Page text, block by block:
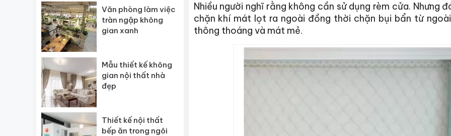
Nhiều người nghĩ rằng không cần sử dụng rèm cửa. Nhưng
chặn khí mát lọt ra ngoài đồng thời chặn bụi bẩn từ
thông thoáng và mát mẻ.
Văn phòng làm việc
tràn ngập không
gian xanh
Mẫu thiết kế không
gian nội thất nhà
đẹp
Thiết kế nội thất
bếp ăn trong ngôi